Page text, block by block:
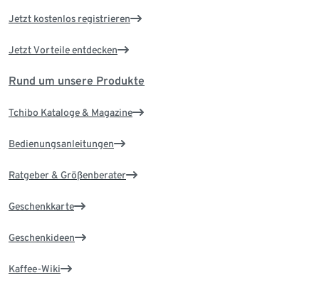
Jetzt kostenlos registrieren
Jetzt Vorteile entdecken
Rund um unsere Produkte
Tchibo Kataloge & Magazine
Bedienungsanleitungen
Ratgeber & Größenberater
Geschenkkarte
Geschenkideen
Kaffee-Wiki